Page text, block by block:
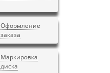
Оформление
заказа
Маркировка
диска